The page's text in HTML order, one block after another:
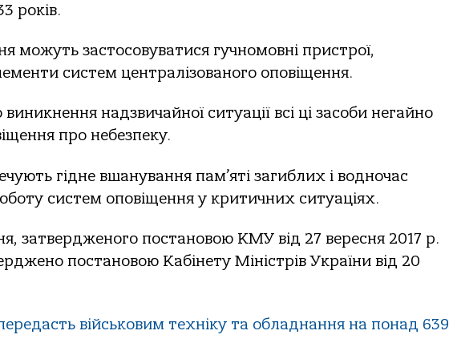
років.
можуть застосовуватися гучномовні пристрої,
систем централізованого оповіщення.
надзвичайної ситуації всі ці засоби негайно
про небезпеку.
гідне вшанування пам’яті загиблих і водночас
систем оповіщення у критичних ситуаціях.
затвердженого постановою КМУ від 27 вересня 2017 р.
постановою Кабінету Міністрів України від 20
військовим техніку та обладнання на понад 639